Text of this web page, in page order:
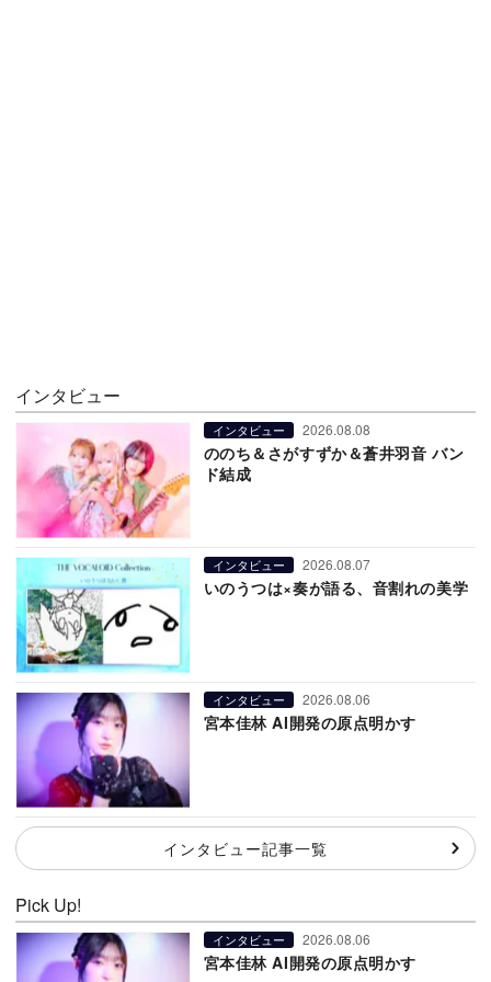
インタビュー
インタビュー 2026.08.08
ののち＆さがすずか＆蒼井羽音 バン
ド結成
インタビュー 2026.08.07
いのうつは×奏が語る、音割れの美学
インタビュー 2026.08.06
宮本佳林 AI開発の原点明かす
インタビュー記事一覧
Pick Up!
インタビュー 2026.08.06
宮本佳林 AI開発の原点明かす